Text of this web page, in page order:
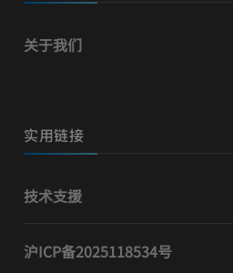
关于我们
实用链接
技术支援
沪ICP备2025118534号